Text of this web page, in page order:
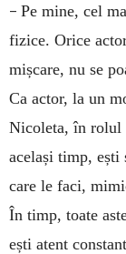
– Pe mine, cel
fizice. Orice
mișcare, nu se
Ca actor, la un
Nicoleta, în rolul
același timp, ești
care le faci,
În timp, toate
ești atent